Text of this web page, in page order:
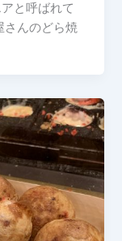
と呼ばれて
さんのどら焼